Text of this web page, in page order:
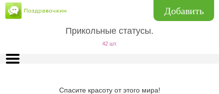
Добавить
Прикольные статусы.
42 шт.
Спасите красоту от этого мира!